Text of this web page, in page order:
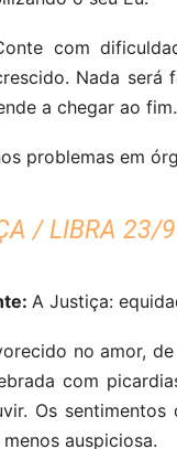
com
Nada
a chegar ao fim.
problemas em
/ LIBRA 23/
A Justiça:
no amor,
com
Os
auspiciosa.